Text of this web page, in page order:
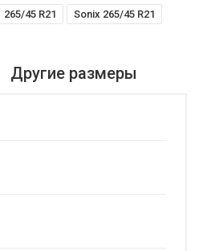
265/45 R21 Sonix 265/45 R21
Другие размеры